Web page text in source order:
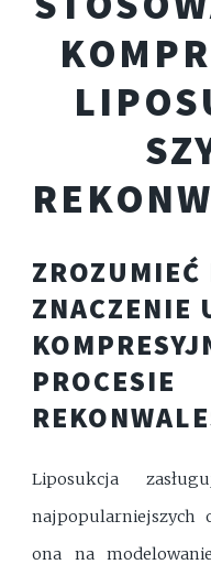
ZNACZENIE
PROCESIE
Liposukcja
najpopularniejszych
ona na